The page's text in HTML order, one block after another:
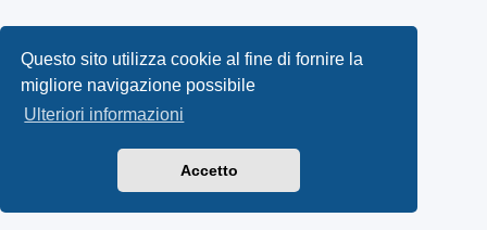
Questo sito utilizza cookie al fine di fornire la
migliore navigazione possibile
Ulteriori informazioni
Accetto